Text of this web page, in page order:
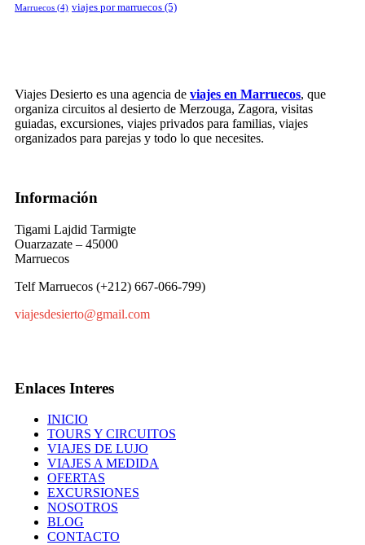
Marruecos (4) viajes por marruecos (5)
Viajes Desierto es una agencia de viajes en Marruecos, que
organiza circuitos al desierto de Merzouga, Zagora, visitas
guiadas, excursiones, viajes privados para familias, viajes
organizados para parejas y todo lo que necesites.
Información
Tigami Lajdid Tarmigte
Ouarzazate – 45000
Marruecos
Telf Marruecos (+212) 667-066-799)
viajesdesierto@gmail.com
Enlaces Interes
INICIO
TOURS Y CIRCUITOS
VIAJES DE LUJO
VIAJES A MEDIDA
OFERTAS
EXCURSIONES
NOSOTROS
BLOG
CONTACTO